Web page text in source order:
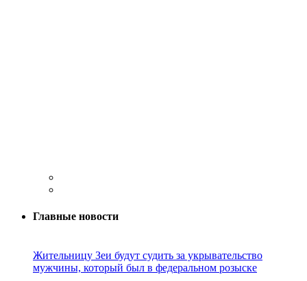
Главные новости
Жительницу Зеи будут судить за укрывательство
мужчины, который был в федеральном розыске